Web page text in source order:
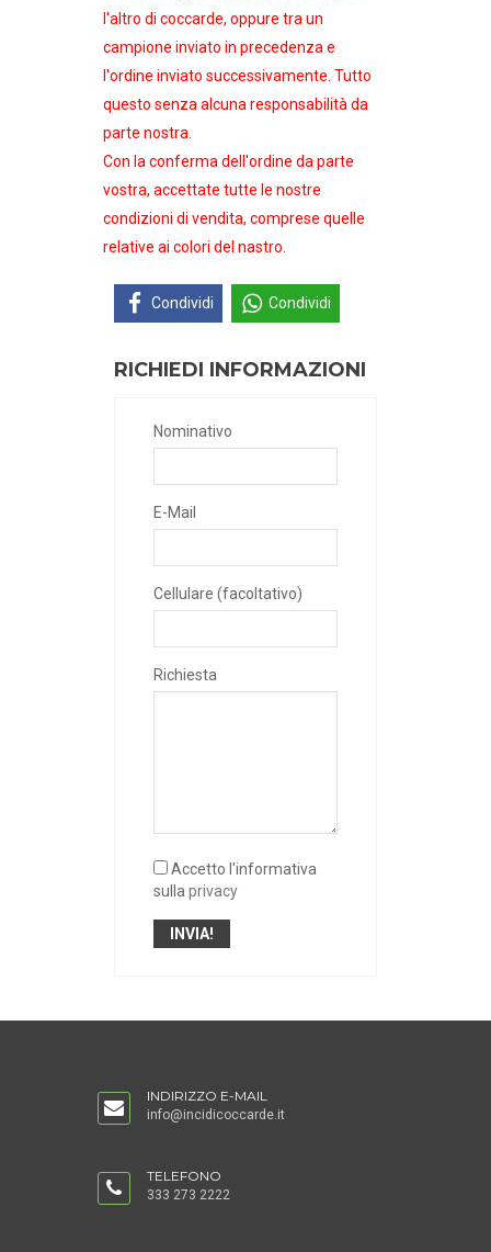
l'altro di coccarde, oppure tra un
campione inviato in precedenza e
l'ordine inviato successivamente. Tutto
questo senza alcuna responsabilità da
parte nostra.
Con la conferma dell'ordine da parte
vostra, accettate tutte le nostre
condizioni di vendita, comprese quelle
relative ai colori del nastro.
Condividi Condividi
RICHIEDI INFORMAZIONI
Nominativo
E-Mail
Cellulare (facoltativo)
Richiesta
Accetto l'informativa
sulla privacy
INDIRIZZO E-MAIL
info@incidicoccarde.it
TELEFONO
333 273 2222